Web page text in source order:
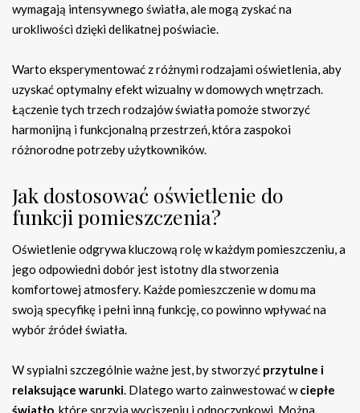
wymagają intensywnego światła, ale mogą zyskać na
urokliwości dzięki delikatnej poświacie.
Warto eksperymentować z różnymi rodzajami oświetlenia, aby
uzyskać optymalny efekt wizualny w domowych wnętrzach.
Łączenie tych trzech rodzajów światła pomoże stworzyć
harmonijną i funkcjonalną przestrzeń, która zaspokoi
różnorodne potrzeby użytkowników.
Jak dostosować oświetlenie do
funkcji pomieszczenia?
Oświetlenie odgrywa kluczową rolę w każdym pomieszczeniu, a
jego odpowiedni dobór jest istotny dla stworzenia
komfortowej atmosfery. Każde pomieszczenie w domu ma
swoją specyfikę i pełni inną funkcję, co powinno wpływać na
wybór źródeł światła.
W sypialni szczególnie ważne jest, by stworzyć przytulne i
relaksujące warunki. Dlatego warto zainwestować wciepłe
światło, które sprzyja wyciszeniu i odpoczynkowi. Można